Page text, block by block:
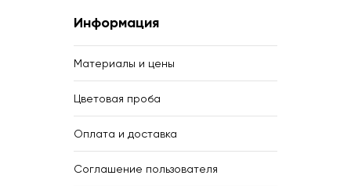
Информация
Материалы и цены
Цветовая проба
Оплата и доставка
Соглашение пользователя